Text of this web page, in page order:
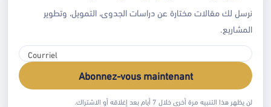
نرسل لك مقالات مختارة عن دراسات الجدوى، التمويل، وتطوير
المشاريع.
Abonnez-vous maintenant
لن يظهر هذا التنبيه مرة أخرى خلال 7 أيام بعد إغلاقه أو الاشتراك.